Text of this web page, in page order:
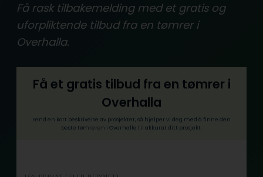
Få rask tilbakemelding med et gratis og
uforpliktende tilbud fra en tømrer i
Overhalla.
Få et gratis tilbud fra en tømrer i
Overhalla
Send en kort beskrivelse av prosjektet, så hjelper vi deg med å finne den
beste tømreren i Overhalla til akkurat ditt prosjekt.